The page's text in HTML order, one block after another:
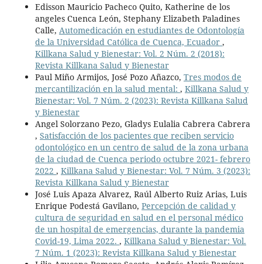
Edisson Mauricio Pacheco Quito, Katherine de los
angeles Cuenca León, Stephany Elizabeth Paladines
Calle, Automedicación en estudiantes de Odontología
de la Universidad Católica de Cuenca, Ecuador ,
Killkana Salud y Bienestar: Vol. 2 Núm. 2 (2018):
Revista Killkana Salud y Bienestar
Paul Miño Armijos, José Pozo Añazco, Tres modos de
mercantilización en la salud mental: , Killkana Salud y
Bienestar: Vol. 7 Núm. 2 (2023): Revista Killkana Salud
y Bienestar
Angel Solorzano Pezo, Gladys Eulalia Cabrera Cabrera
, Satisfacción de los pacientes que reciben servicio
odontológico en un centro de salud de la zona urbana
de la ciudad de Cuenca periodo octubre 2021- febrero
2022 , Killkana Salud y Bienestar: Vol. 7 Núm. 3 (2023):
Revista Killkana Salud y Bienestar
José Luis Apaza Alvarez, Raúl Alberto Ruiz Arias, Luis
Enrique Podestá Gavilano, Percepción de calidad y
cultura de seguridad en salud en el personal médico
de un hospital de emergencias, durante la pandemia
Covid-19, Lima 2022. , Killkana Salud y Bienestar: Vol.
7 Núm. 1 (2023): Revista Killkana Salud y Bienestar